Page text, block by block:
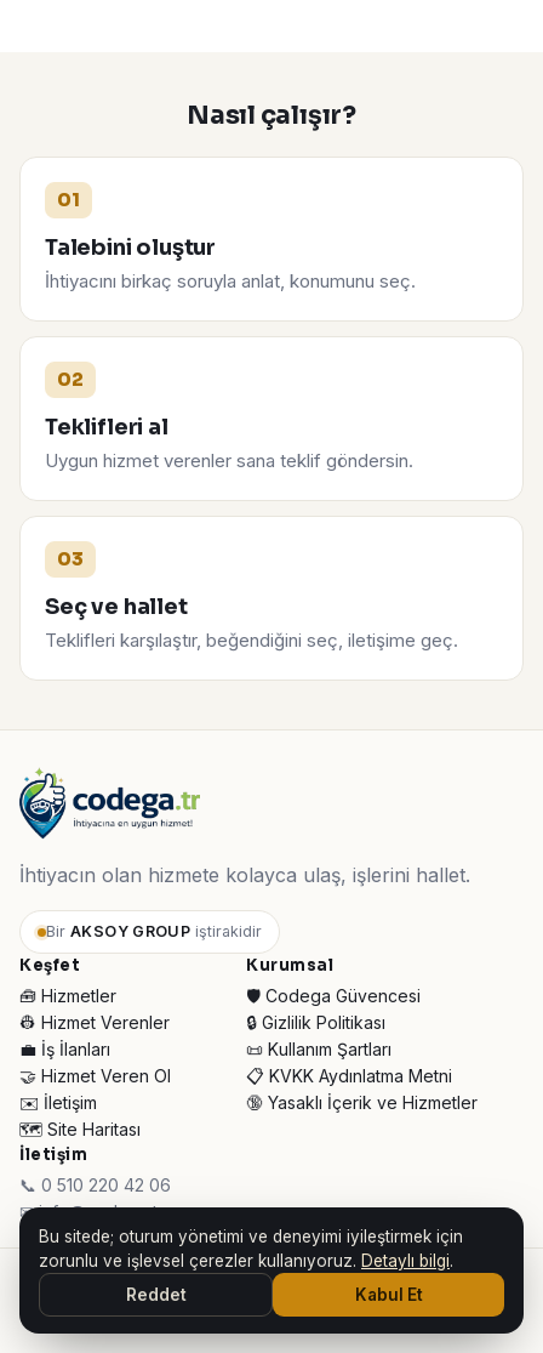
Nasıl çalışır?
01
Talebini oluştur
İhtiyacını birkaç soruyla anlat, konumunu seç.
02
Teklifleri al
Uygun hizmet verenler sana teklif göndersin.
03
Seç ve hallet
Teklifleri karşılaştır, beğendiğini seç, iletişime geç.
İhtiyacın olan hizmete kolayca ulaş, işlerini hallet.
Bir AKSOY GROUP iştirakidir
Keşfet
🧰 Hizmetler
👷 Hizmet Verenler
💼 İş İlanları
🤝 Hizmet Veren Ol
✉️ İletişim
🗺️ Site Haritası
Kurumsal
🛡️ Codega Güvencesi
🔒 Gizlilik Politikası
📜 Kullanım Şartları
📋 KVKK Aydınlatma Metni
🔞 Yasaklı İçerik ve Hizmetler
İletişim
📞 0 510 220 42 06
✉ info@codega.tr
© 2026 Codega Hizmet Pazaryeri ·
AKSOY GROUP iştirakidir
👥 Toplam Ziyaretçi:32.591 · Bugün:455
Bu sitede; oturum yönetimi ve deneyimi iyileştirmek için
zorunlu ve işlevsel çerezler kullanıyoruz. Detaylı bilgi.
Reddet
Kabul Et